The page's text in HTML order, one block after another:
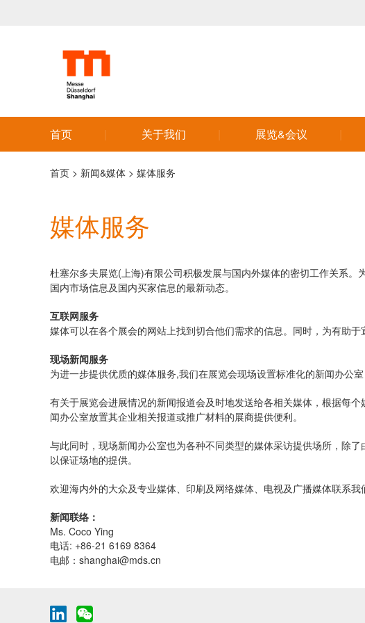
首页 关于我们 展览&会议
首页 > 新闻&媒体 > 媒体服务
媒体服务
杜塞尔多夫展览(上海)有限公司积极发展与国内外媒体的密切工作关系
国内市场信息及国内买家信息的最新动态。
互联网服务
媒体可以在各个展会的网站上找到切合他们需求的信息。同时，为有助
现场新闻服务
为进一步提供优质的媒体服务,我们在展览会现场设置标准化的新闻办公
有关于展览会进展情况的新闻报道会及时地发送给各相关媒体，根据每
闻办公室放置其企业相关报道或推广材料的展商提供便利。
与此同时，现场新闻办公室也为各种不同类型的媒体采访提供场所，除
以保证场地的提供。
欢迎海内外的大众及专业媒体、印刷及网络媒体、电视及广播媒体联系
新闻联络：
Ms. Coco Ying
电话: +86-21 6169 8364
电邮：shanghai@mds.cn